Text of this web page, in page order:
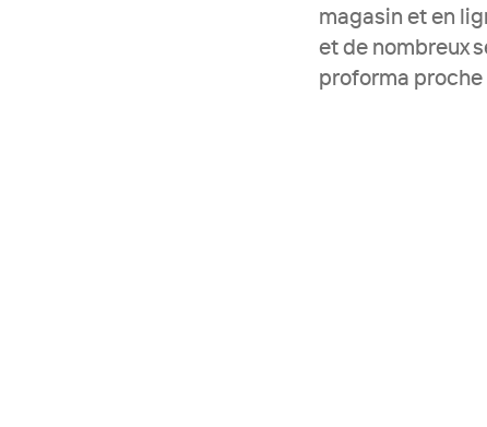
magasin et en
et de nombreux
proforma